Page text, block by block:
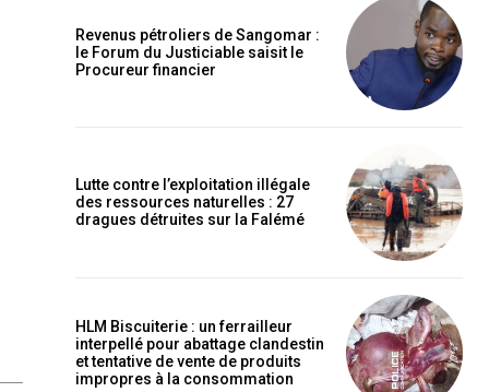
Revenus pétroliers de Sangomar :
le Forum du Justiciable saisit le
Procureur financier
Lutte contre l’exploitation illégale
des ressources naturelles : 27
dragues détruites sur la Falémé
HLM Biscuiterie : un ferrailleur
interpellé pour abattage clandestin
et tentative de vente de produits
impropres à la consommation